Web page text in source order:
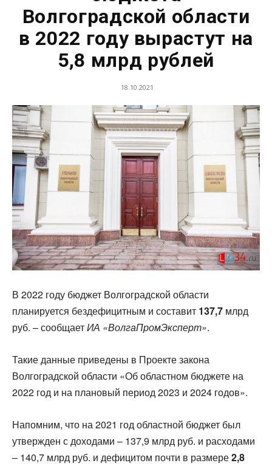
Волгоградской области
в 2022 году вырастут на
5,8 млрд рублей
18.10.2021
В 2022 году бюджет Волгоградской области
планируется бездефицитным и составит 137,7 млрд
руб. – сообщаетИА «ВолгаПромЭксперт».
Такие данные приведены в Проекте закона
Волгоградской области «Об областном бюджете на
2022 год и на плановый период 2023 и 2024 годов».
Напомним, что на 2021 год областной бюджет был
утвержден с доходами – 137,9 млрд руб. и расходами
– 140,7 млрд руб. и дефицитом почти в размере2,8